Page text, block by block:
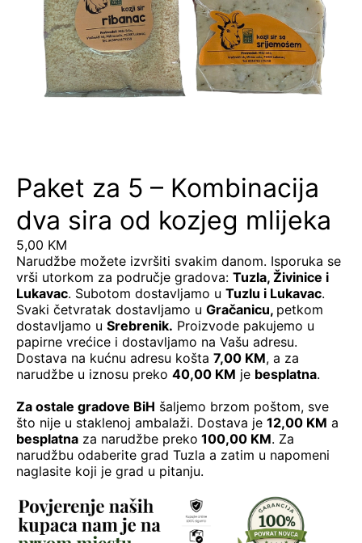
Paket za 5 – Kombinacija
dva sira od kozjeg mlijeka
5,00 KM
Narudžbe možete izvršiti svakim danom. Isporuka se
vrši utorkom za područje gradova: Tuzla, Živinice i
Lukavac. Subotom dostavljamo u Tuzlu i Lukavac.
Svaki četvratak dostavljamo u Gračanicu, petkom
dostavljamo u Srebrenik. Proizvode pakujemo u
papirne vrećice i dostavljamo na Vašu adresu.
Dostava na kućnu adresu košta 7,00 KM, a za
narudžbe u iznosu preko 40,00 KM je besplatna.
Za ostale gradove BiH šaljemo brzom poštom, sve
što nije u staklenoj ambalaži. Dostava je 12,00 KM a
besplatna za narudžbe preko 100,00 KM. Za
narudžbu odaberite grad Tuzla a zatim u napomeni
naglasite koji je grad u pitanju.